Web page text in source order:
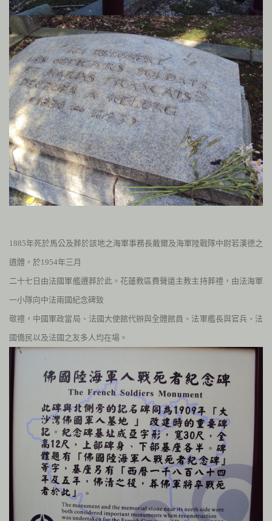
1885年死於馬公及葬於該地之海軍事務長戴爾及海軍陸戰隊中尉若漢德之
遺體， 於1954年三月
二十七日由法國軍艦遷葬於此。花蓮教區費聲遠主教主持葬禮，由法海軍
一小隊向中法兩國紀念碑致
敬禮，中國軍政當局、法國大使館代辦與全體館員、法軍艦長與官兵、法
國僑民以及法國之友多人均在場。